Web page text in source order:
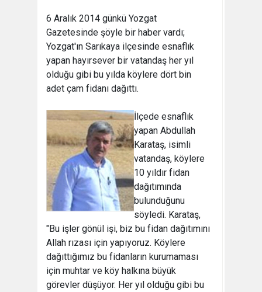
6 Aralık 2014 günkü Yozgat
Gazetesinde şöyle bir haber vardı;
Yozgat'ın Sarıkaya ilçesinde esnaflık
yapan hayırsever bir vatandaş her yıl
olduğu gibi bu yılda köylere dört bin
adet çam fidanı dağıttı.
İlçede esnaflık
yapan Abdullah
Karataş, isimli
vatandaş, köylere
10 yıldır fidan
dağıtımında
bulunduğunu
söyledi. Karataş,
"Bu işler gönül işi, biz bu fidan dağıtımını
Allah rızası için yapıyoruz. Köylere
dağıttığımız bu fidanların kurumaması
için muhtar ve köy halkına büyük
görevler düşüyor. Her yıl olduğu gibi bu